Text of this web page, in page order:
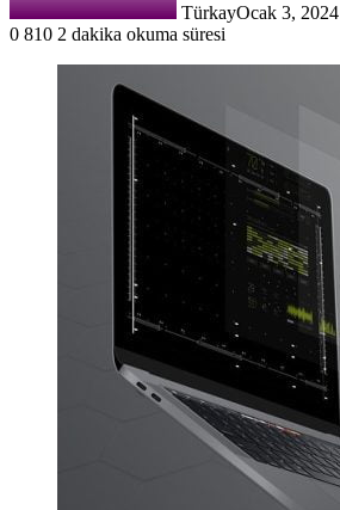
TürkayOcak 3, 2024
0 810 2 dakika okuma süresi